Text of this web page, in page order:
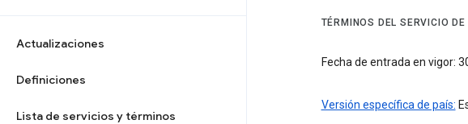
Actualizaciones
Definiciones
Lista de servicios y términos
TÉRMINOS DEL SERVICIO DE
Fecha de entrada en vigor:
Versión específica de país: